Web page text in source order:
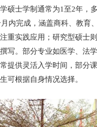
硕士学制通常为1至2年，
月内完成，涵盖商科、教育
重实践应用；研究型硕士
写。部分专业如医学、法
常提供灵活入学时间，部分
可根据自身情况选择。